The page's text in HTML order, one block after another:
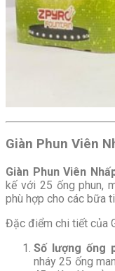
Giàn Phun Viên
Giàn Phun Viên
kế với 25 ống phun,
phù hợp cho các bữa
Đặc điểm chi tiết của
Số lượng ống
nháy 25 ống